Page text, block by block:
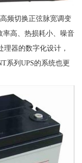
频切换正弦脉宽调变
率高、热损耗小、噪音
器的数字化设计，
系列UPS的系统也更